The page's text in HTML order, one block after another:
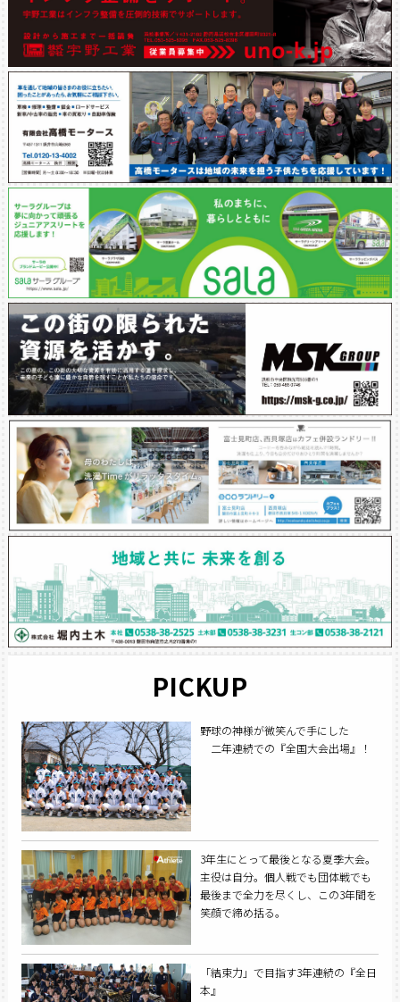
PICKUP
野球の神様が微笑んで手にした
二年連続での『全国大会出場』！
3年生にとって最後となる夏季大会。
主役は自分。個人戦でも団体戦でも
最後まで全力を尽くし、この3年間を
笑顔で締め括る。
「結束力」で目指す3年連続の『全日
本』